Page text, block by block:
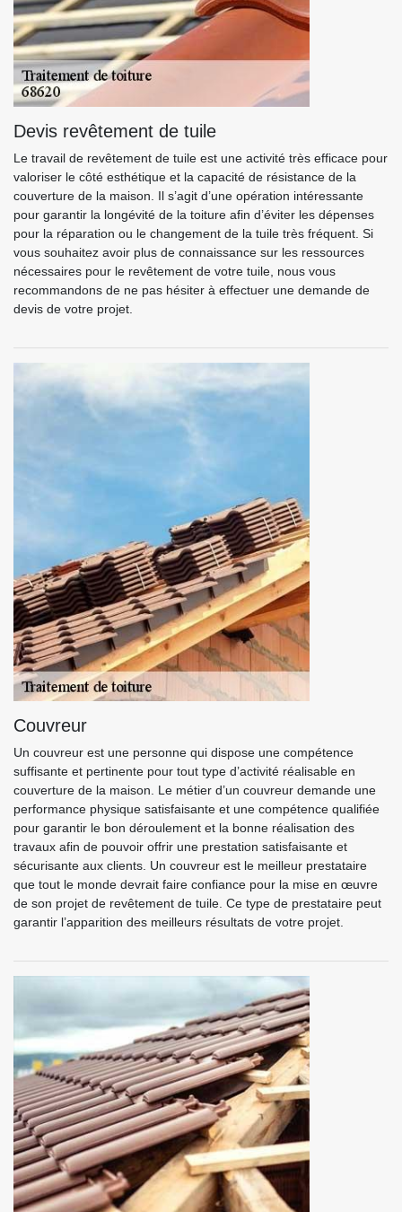
Devis revêtement de tuile
Le travail de revêtement de tuile est une activité très efficace pour
valoriser le côté esthétique et la capacité de résistance de la
couverture de la maison. Il s’agit d’une opération intéressante
pour garantir la longévité de la toiture afin d’éviter les dépenses
pour la réparation ou le changement de la tuile très fréquent. Si
vous souhaitez avoir plus de connaissance sur les ressources
nécessaires pour le revêtement de votre tuile, nous vous
recommandons de ne pas hésiter à effectuer une demande de
devis de votre projet.
Couvreur
Un couvreur est une personne qui dispose une compétence
suffisante et pertinente pour tout type d’activité réalisable en
couverture de la maison. Le métier d’un couvreur demande une
performance physique satisfaisante et une compétence qualifiée
pour garantir le bon déroulement et la bonne réalisation des
travaux afin de pouvoir offrir une prestation satisfaisante et
sécurisante aux clients. Un couvreur est le meilleur prestataire
que tout le monde devrait faire confiance pour la mise en œuvre
de son projet de revêtement de tuile. Ce type de prestataire peut
garantir l’apparition des meilleurs résultats de votre projet.